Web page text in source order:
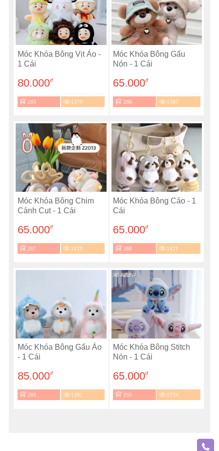
Móc Khóa Bông Vịt Áo -
1 Cái
80.000đ
285 1370
Móc Khóa Bông Gấu
Nón - 1 Cái
65.000đ
286 1385
Móc Khóa Bông Chim
Cánh Cụt - 1 Cái
65.000đ
287 1429
Móc Khóa Bông Cáo - 1
Cái
65.000đ
288 1421
Móc Khóa Bông Gấu Áo
- 1 Cái
85.000đ
289 1392
Móc Khóa Bông Stitch
Nón - 1 Cái
65.000đ
290 1774